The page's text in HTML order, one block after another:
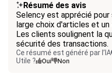
Résumé des avis
Selency est apprécié
large choix d'articles et
Les clients soulignent la
sécurité des transactions.
Ce résumé est généré par l’IA
Utile ?
Oui Non